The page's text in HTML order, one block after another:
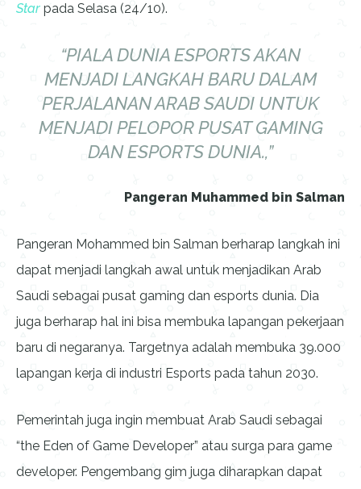
Star pada Selasa (24/10).
“PIALA DUNIA ESPORTS AKAN
MENJADI LANGKAH BARU DALAM
PERJALANAN ARAB SAUDI UNTUK
MENJADI PELOPOR PUSAT GAMING
DAN ESPORTS DUNIA.,”
Pangeran Muhammed bin Salman
Pangeran Mohammed bin Salman berharap langkah ini
dapat menjadi langkah awal untuk menjadikan Arab
Saudi sebagai pusat gaming dan esports dunia. Dia
juga berharap hal ini bisa membuka lapangan pekerjaan
baru di negaranya. Targetnya adalah membuka 39.000
lapangan kerja di industri Esports pada tahun 2030.
Pemerintah juga ingin membuat Arab Saudi sebagai
“the Eden of Game Developer” atau surga para game
developer. Pengembang gim juga diharapkan dapat